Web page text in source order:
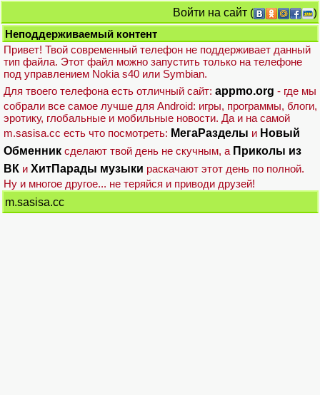
Войти на сайт (
)
Неподдерживаемый контент
Привет! Твой современный телефон не поддерживает данный
тип файла. Этот файл можно запустить только на телефоне
под управлением Nokia s40 или Symbian.
Для твоего телефона есть отличный сайт: appmo.org - где мы
собрали все самое лучше для Android: игры, программы, блоги,
эротику, глобальные и мобильные новости. Да и на самой
m.sasisa.cc есть что посмотреть: МегаРазделы и Новый
Обменник сделают твой день не скучным, а Приколы из
ВК и ХитПарады музыки раскачают этот день по полной.
Ну и многое другое... не теряйся и приводи друзей!
m.sasisa.cc